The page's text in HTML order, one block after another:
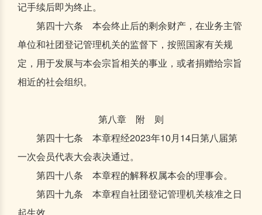
记手续后即为终止。
第四十六条 本会终止后的剩余财产，在业务主管
单位和社团登记管理机关的监督下，按照国家有关规
定，用于发展与本会宗旨相关的事业，或者捐赠给宗旨
相近的社会组织。
第八章 附 则
第四十七条 本章程经2023年10月14日第八届第
一次会员代表大会表决通过。
第四十八条 本章程的解释权属本会的理事会。
第四十九条 本章程自社团登记管理机关核准之日